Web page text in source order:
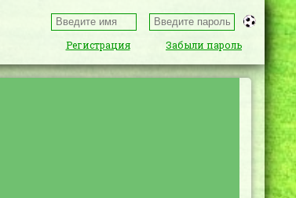
Регистрация Забыли пароль